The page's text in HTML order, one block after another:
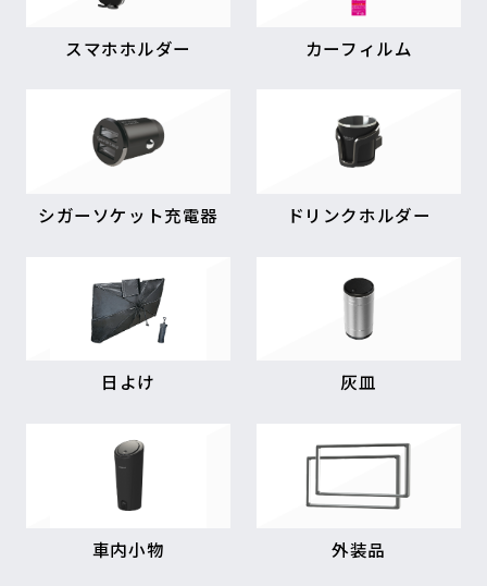
スマホホルダー カーフィルム
シガーソケット充電器 ドリンクホルダー
日よけ 灰皿
車内小物 外装品